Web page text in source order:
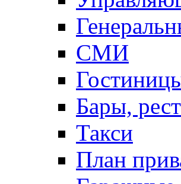
СМИ
Бары,
Такси
План